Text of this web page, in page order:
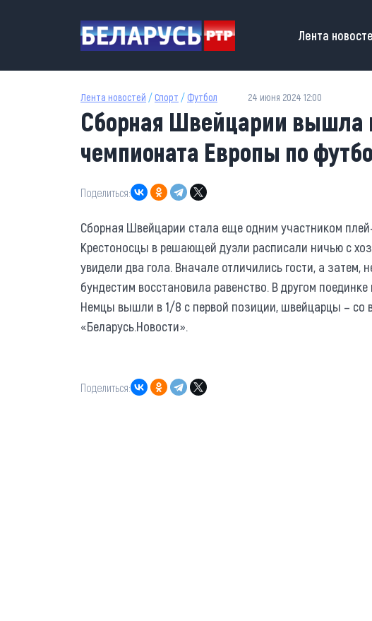
Main
Лента
Лента новостей / Спорт / Футбол 24 июня 2024 12:00
Сборная Швейцарии вышла
чемпионата Европы по
Поделиться:
Сборная Швейцарии стала еще одним участником
Крестоносцы в решающей дуэли расписали ничью с
увидели два гола. Вначале отличились гости, а затем,
бундестим восстановила равенство. В другом
Немцы вышли в 1/8 с первой позиции, швейцарцы – со
«Беларусь.Новости».
Поделиться: